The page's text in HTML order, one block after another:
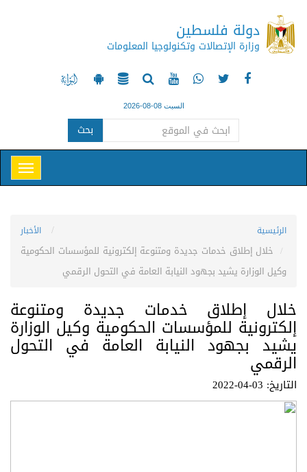
دولة فلسطين
وزارة الإتصالات وتكنولوجيا المعلومات
السبت 08-08-2026
بحث
الرئيسية الأخبار
خلال إطلاق خدمات جديدة ومتنوعة إلكترونية للمؤسسات الحكومية
وكيل الوزارة يشيد بجهود النيابة العامة في التحول الرقمي
خلال إطلاق خدمات جديدة ومتنوعة
إلكترونية للمؤسسات الحكومية وكيل الوزارة
يشيد بجهود النيابة العامة في التحول
الرقمي
التاريخ: 03-04-2022